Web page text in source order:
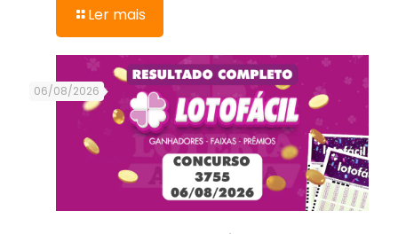
Ler mais
06/08/2026